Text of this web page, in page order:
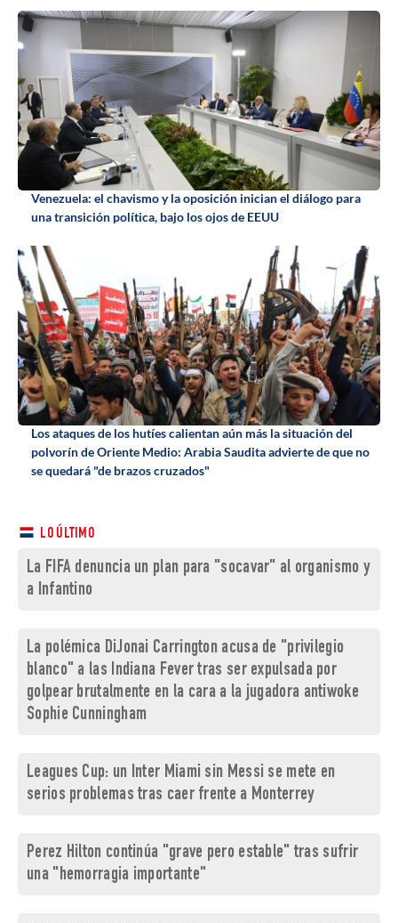
Venezuela: el chavismo y la oposición inician el diálogo para
una transición política, bajo los ojos de EEUU
Los ataques de los hutíes calientan aún más la situación del
polvorín de Oriente Medio: Arabia Saudita advierte de que no
se quedará "de brazos cruzados"
LO ÚLTIMO
La FIFA denuncia un plan para "socavar" al organismo y
a Infantino
La polémica DiJonai Carrington acusa de "privilegio
blanco" a las Indiana Fever tras ser expulsada por
golpear brutalmente en la cara a la jugadora antiwoke
Sophie Cunningham
Leagues Cup: un Inter Miami sin Messi se mete en
serios problemas tras caer frente a Monterrey
Perez Hilton continúa "grave pero estable" tras sufrir
una "hemorragia importante"